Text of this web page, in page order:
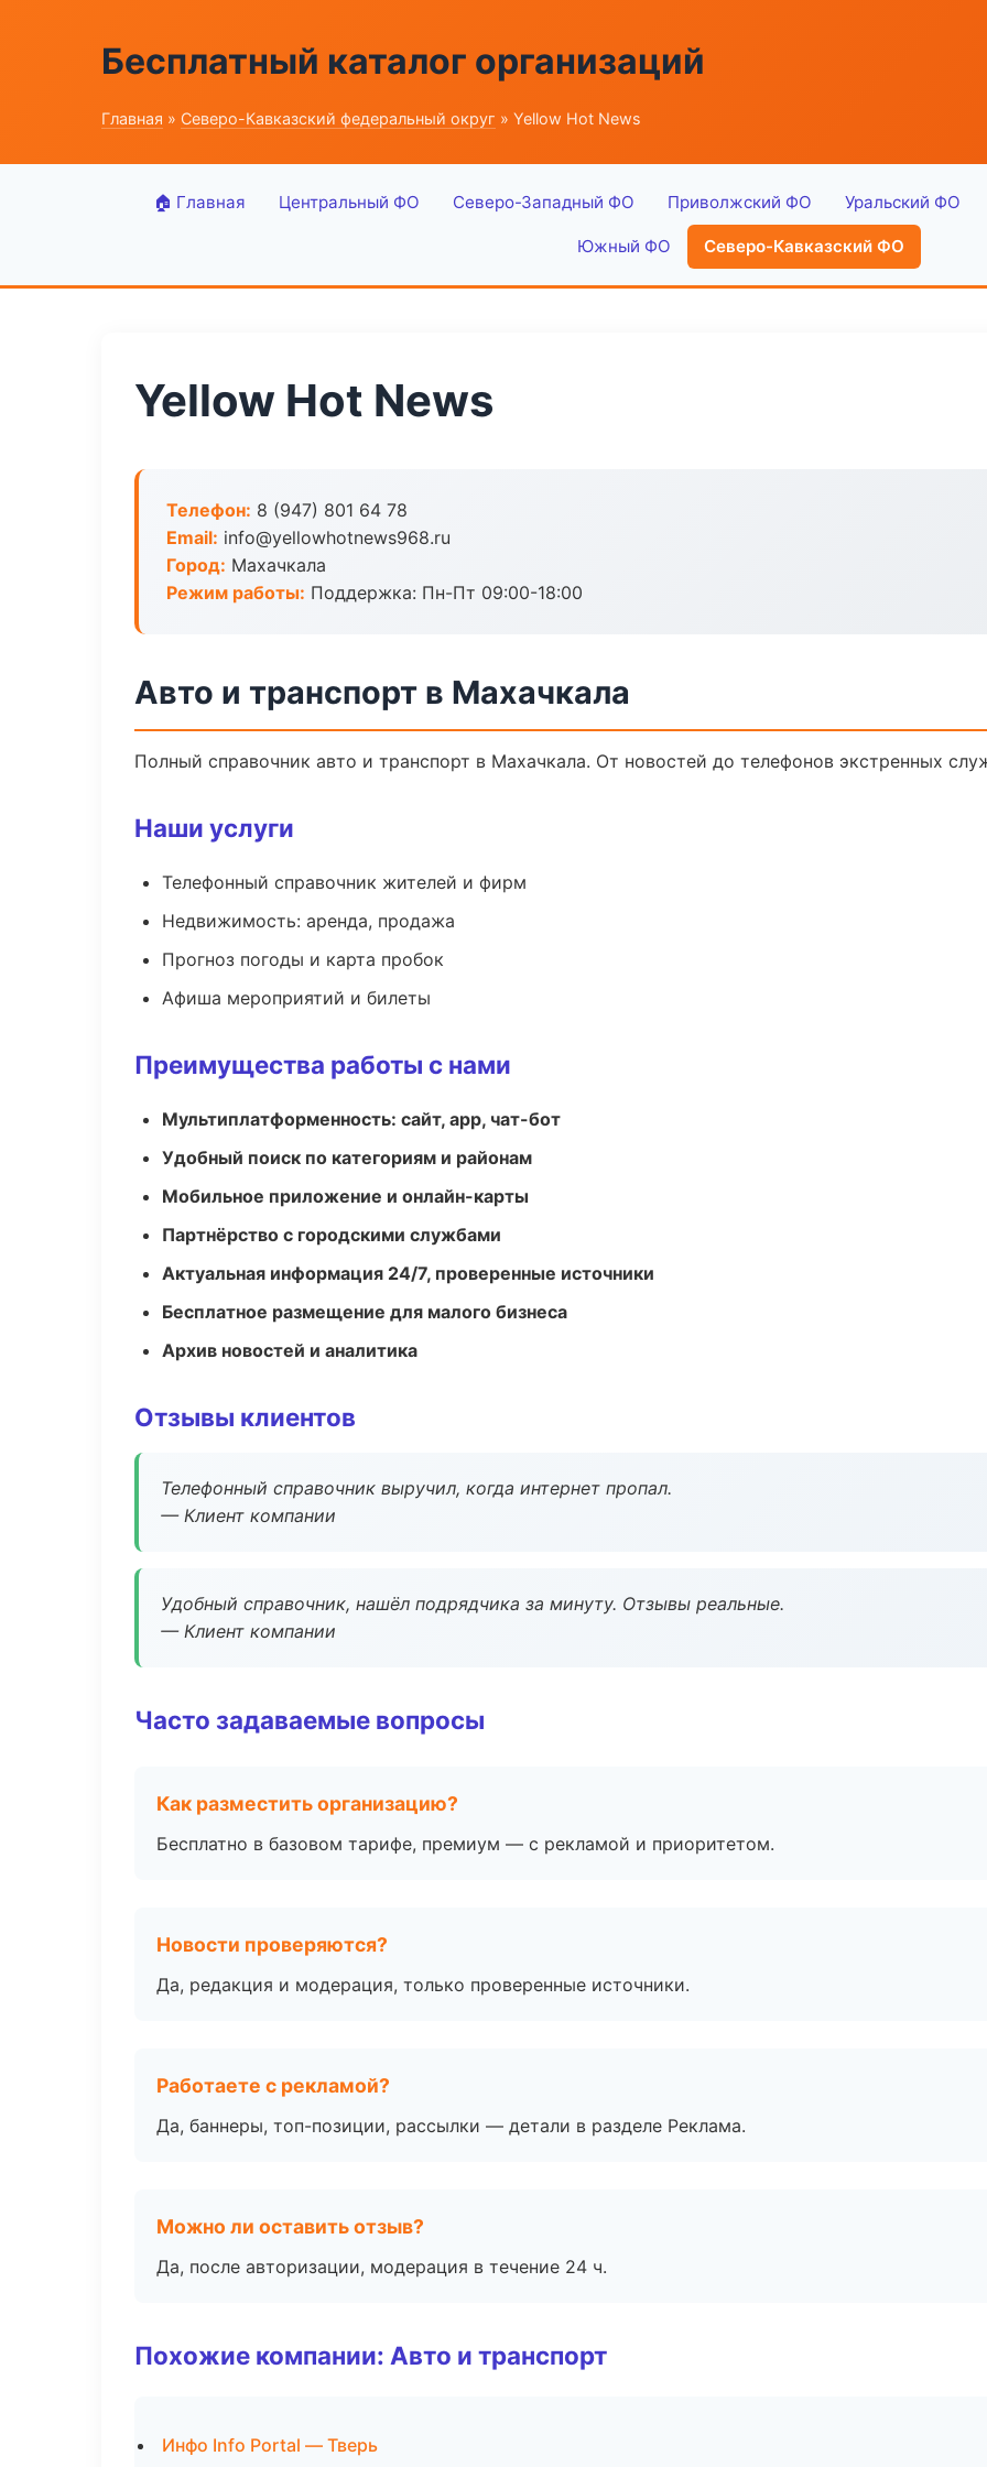
Бесплатный каталог организаций
Главная » Северо-Кавказский федеральный округ » Yellow Hot News
🏠 Главная Центральный ФО Северо-Западный ФО Приволжский ФО Уральский ФО
Южный ФО Северо-Кавказский ФО
Yellow Hot News
Телефон: 8 (947) 801 64 78
Email: info@yellowhotnews968.ru
Город: Махачкала
Режим работы: Поддержка: Пн-Пт 09:00-18:00
Авто и транспорт в Махачкала
Полный справочник авто и транспорт в Махачкала. От новостей до телефонов экстренных
Наши услуги
Телефонный справочник жителей и фирм
Недвижимость: аренда, продажа
Прогноз погоды и карта пробок
Афиша мероприятий и билеты
Преимущества работы с нами
Мультиплатформенность: сайт, app, чат-бот
Удобный поиск по категориям и районам
Мобильное приложение и онлайн-карты
Партнёрство с городскими службами
Актуальная информация 24/7, проверенные источники
Бесплатное размещение для малого бизнеса
Архив новостей и аналитика
Отзывы клиентов
Телефонный справочник выручил, когда интернет пропал.
— Клиент компании
Удобный справочник, нашёл подрядчика за минуту. Отзывы реальные.
— Клиент компании
Часто задаваемые вопросы
Как разместить организацию?
Бесплатно в базовом тарифе, премиум — с рекламой и приоритетом.
Новости проверяются?
Да, редакция и модерация, только проверенные источники.
Работаете с рекламой?
Да, баннеры, топ-позиции, рассылки — детали в разделе Реклама.
Можно ли оставить отзыв?
Да, после авторизации, модерация в течение 24 ч.
Похожие компании: Авто и транспорт
Инфо Info Portal — Тверь